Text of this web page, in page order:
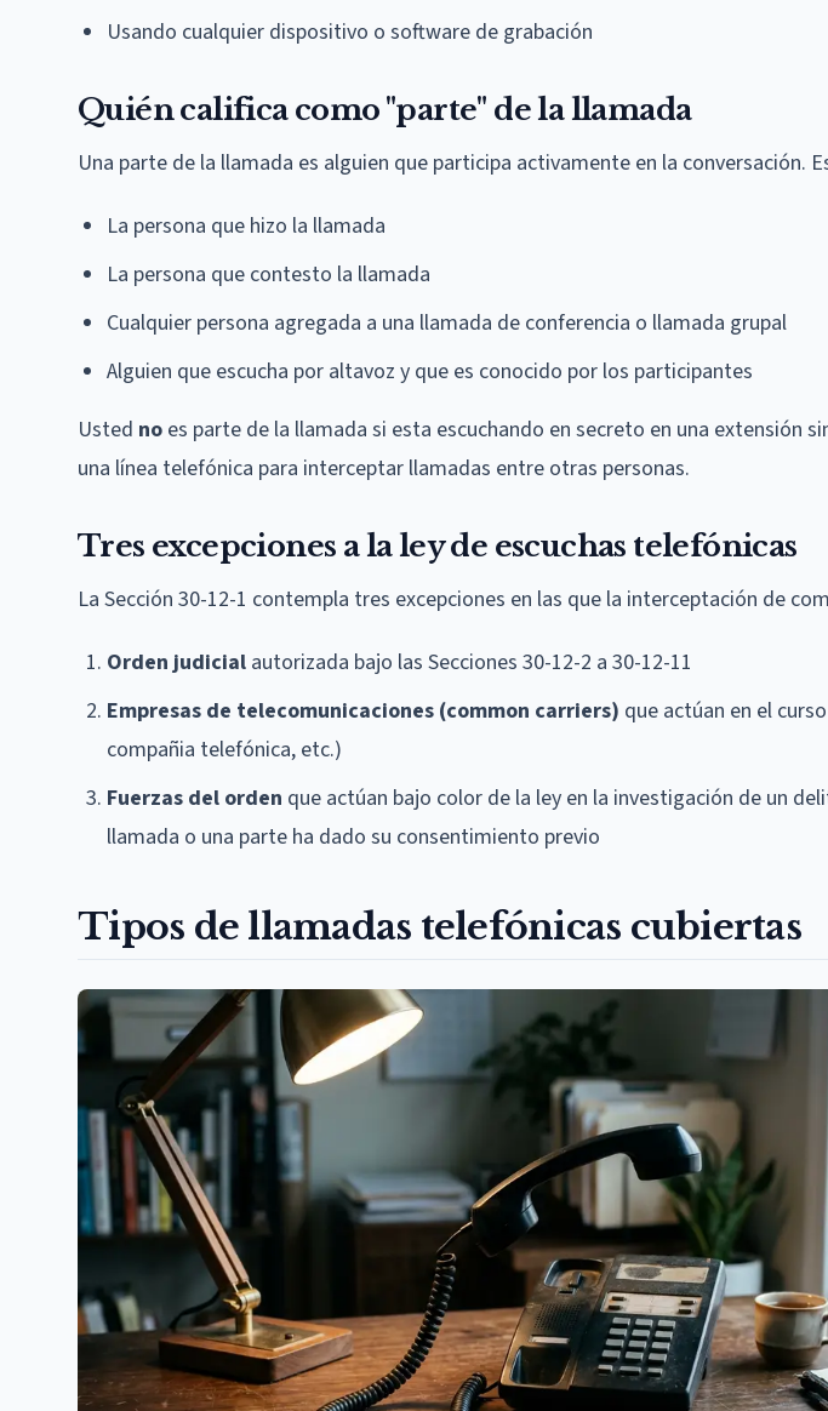
Usando cualquier dispositivo o software de grabación
Quién califica como "parte" de la llamada
Una parte de la llamada es alguien que participa activamente en la conversación.
La persona que hizo la llamada
La persona que contesto la llamada
Cualquier persona agregada a una llamada de conferencia o llamada grupal
Alguien que escucha por altavoz y que es conocido por los participantes
Usted no es parte de la llamada si esta escuchando en secreto en una extensión
una línea telefónica para interceptar llamadas entre otras personas.
Tres excepciones a la ley de escuchas telefónicas
La Sección 30-12-1 contempla tres excepciones en las que la interceptación de
Orden judicial autorizada bajo las Secciones 30-12-2 a 30-12-11
Empresas de telecomunicaciones (common carriers) que actúan en el
compañia telefónica, etc.)
Fuerzas del orden que actúan bajo color de la ley en la investigación de un
llamada o una parte ha dado su consentimiento previo
Tipos de llamadas telefónicas cubiertas